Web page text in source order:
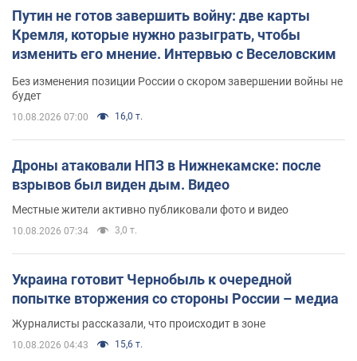
Путин не готов завершить войну: две карты
Кремля, которые нужно разыграть, чтобы
изменить его мнение. Интервью с Веселовским
Без изменения позиции России о скором завершении войны не
будет
10.08.2026 07:00 16,0 т.
Дроны атаковали НПЗ в Нижнекамске: после
взрывов был виден дым. Видео
Местные жители активно публиковали фото и видео
10.08.2026 07:34 3,0 т.
Украина готовит Чернобыль к очередной
попытке вторжения со стороны России – медиа
Журналисты рассказали, что происходит в зоне
10.08.2026 04:43 15,6 т.